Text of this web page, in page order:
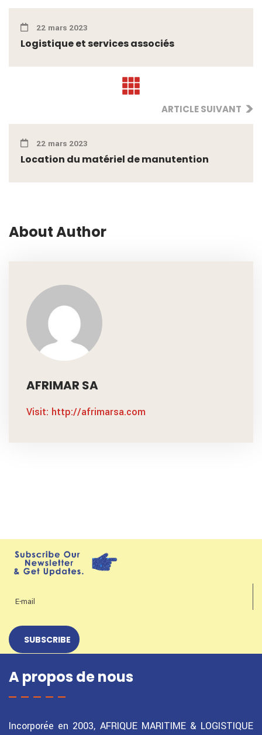
22 mars 2023
Logistique et services associés
ARTICLE SUIVANT
22 mars 2023
Location du matériel de manutention
About Author
AFRIMAR SA
Visit: http://afrimarsa.com
A propos de nous
Incorporée en 2003, AFRIQUE MARITIME & LOGISTIQUE